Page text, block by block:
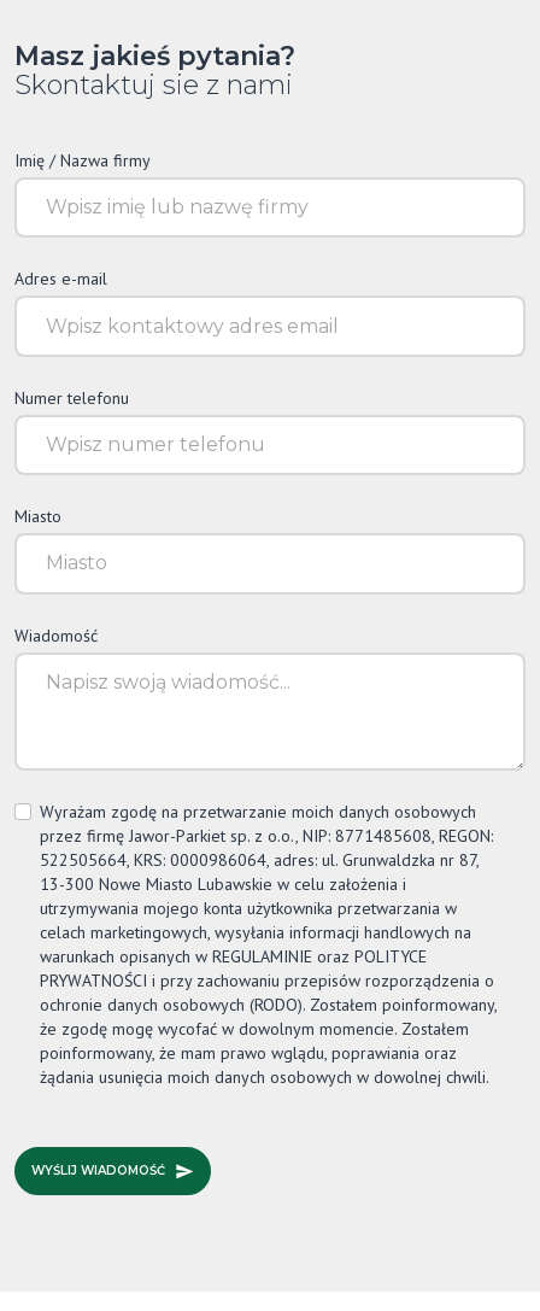
Masz jakieś pytania?
Skontaktuj sie z nami
Imię / Nazwa firmy
Adres e-mail
Numer telefonu
Miasto
Wiadomość
Wyrażam zgodę na przetwarzanie moich danych osobowych
przez firmę Jawor-Parkiet sp. z o.o., NIP: 8771485608, REGON:
522505664, KRS: 0000986064, adres: ul. Grunwaldzka nr 87,
13-300 Nowe Miasto Lubawskie w celu założenia i
utrzymywania mojego konta użytkownika przetwarzania w
celach marketingowych, wysyłania informacji handlowych na
warunkach opisanych w REGULAMINIE oraz POLITYCE
PRYWATNOŚCI i przy zachowaniu przepisów rozporządzenia o
ochronie danych osobowych (RODO). Zostałem poinformowany,
że zgodę mogę wycofać w dowolnym momencie. Zostałem
poinformowany, że mam prawo wglądu, poprawiania oraz
żądania usunięcia moich danych osobowych w dowolnej chwili.
WYŚLIJ WIADOMOŚĆ